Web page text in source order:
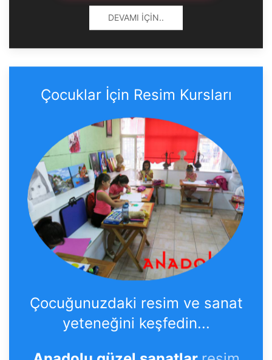
DEVAMI İÇIN..
Çocuklar İçin Resim Kursları
Çocuğunuzdaki resim ve sanat
yeteneğini keşfedin...